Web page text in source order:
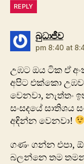
REPLY
බුධාජීවsays:
pm 8:40 at
උඹට ඔය ටික ඒ
අපිට එක්කො
වෙනවා, නැත්තං
සංසදයේ සාතිශය
අඳින්න වෙනවා!
ගණං ගන්න එපා,
බලන්නෙ තම